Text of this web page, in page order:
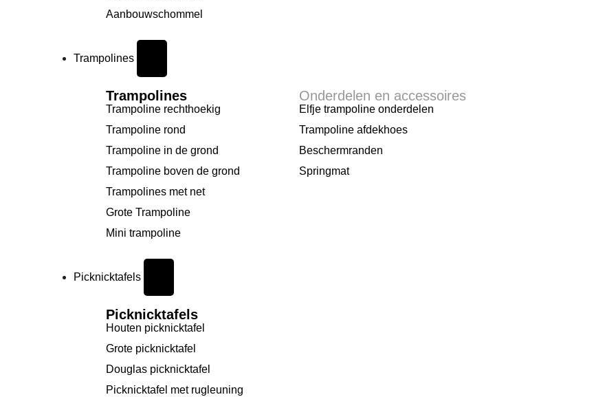
Aanbouwschommel
Trampolines
Trampolines
Trampoline rechthoekig
Trampoline rond
Trampoline in de grond
Trampoline boven de grond
Trampolines met net
Grote Trampoline
Mini trampoline
Onderdelen en accessoires
Elfje trampoline onderdelen
Trampoline afdekhoes
Beschermranden
Springmat
Picknicktafels
Picknicktafels
Houten picknicktafel
Grote picknicktafel
Douglas picknicktafel
Picknicktafel met rugleuning